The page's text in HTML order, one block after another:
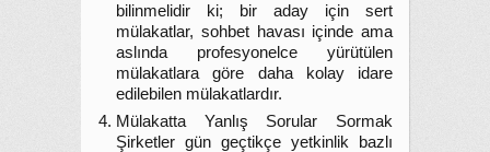
bilinmelidir ki; bir aday için sert
mülakatlar, sohbet havası içinde ama
aslında profesyonelce yürütülen
mülakatlara göre daha kolay idare
edilebilen mülakatlardır.
Mülakatta Yanlış Sorular Sormak
Şirketler gün geçtikçe yetkinlik bazlı